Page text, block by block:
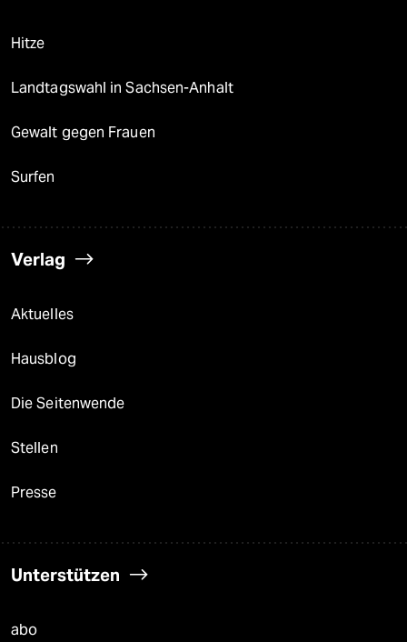
Hitze
Landtagswahl in Sachsen-Anhalt
Gewalt gegen Frauen
Surfen
Verlag
Aktuelles
Hausblog
Die Seitenwende
Stellen
Presse
Unterstützen
abo